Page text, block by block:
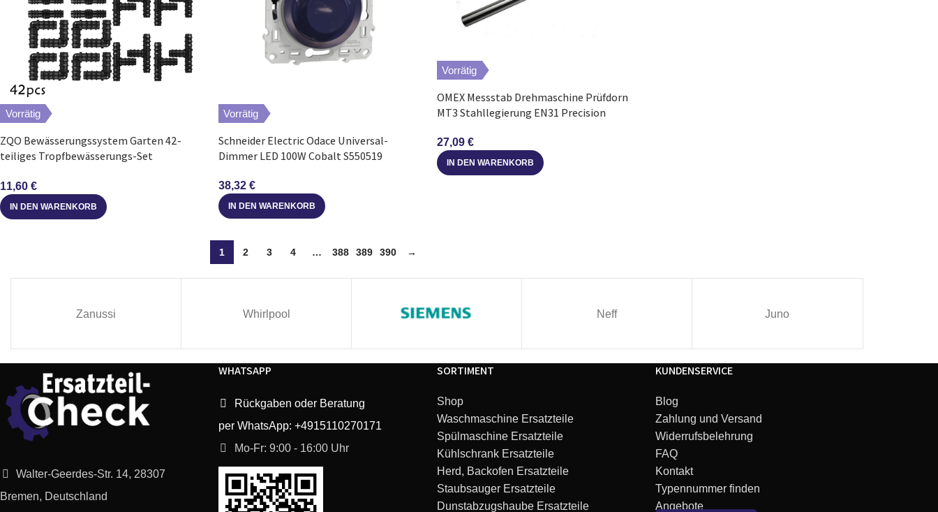
Vorrätig
ZQO Bewässerungssystem Garten 42-
teiliges Tropfbewässerungs-Set
11,60 €
IN DEN WARENKORB
Vorrätig
Schneider Electric Odace Universal-
Dimmer LED 100W Cobalt S550519
38,32 €
IN DEN WARENKORB
Vorrätig
OMEX Messstab Drehmaschine Prüfdorn
MT3 Stahllegierung EN31 Precision
27,09 €
IN DEN WARENKORB
1 2 3 4 … 388 389 390 →
Zanussi Whirlpool Neff Juno
Walter-Geerdes-Str. 14, 28307
Bremen, Deutschland
WHATSAPP
Rückgaben oder Beratung
per WhatsApp: +4915110270171
Mo-Fr: 9:00 - 16:00 Uhr
SORTIMENT
Shop
Waschmaschine Ersatzteile
Spülmaschine Ersatzteile
Kühlschrank Ersatzteile
Herd, Backofen Ersatzteile
Staubsauger Ersatzteile
Dunstabzugshaube Ersatzteile
KUNDENSERVICE
Blog
Zahlung und Versand
Widerrufsbelehrung
FAQ
Kontakt
Typennummer finden
Angebote